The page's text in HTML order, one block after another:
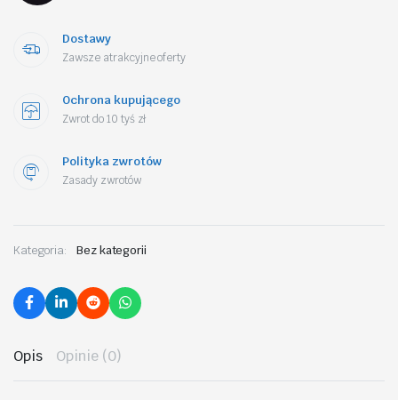
ilośćDostawy
Zawsze atrakcyjne oferty
Ochrona kupującego
Zwrot do 10 tyś zł
Polityka zwrotów
Zasady zwrotów
Kategoria: Bez kategorii
Opis Opinie (0)